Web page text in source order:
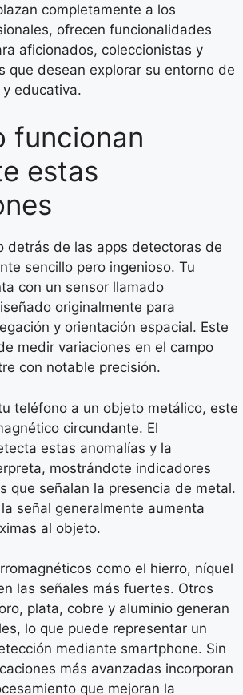
completamente a los
ofrecen funcionalidades
aficionados, coleccionistas y
que desean explorar su entorno de
educativa.
funcionan
estas
detrás de las apps detectoras de
sencillo pero ingenioso. Tu
con un sensor llamado
originalmente para
y orientación espacial. Este
medir variaciones en el campo
con notable precisión.
teléfono a un objeto metálico, este
circundante. El
estas anomalías y la
mostrándote indicadores
que señalan la presencia de metal.
señal generalmente aumenta
al objeto.
como el hierro, níquel
las señales más fuertes. Otros
plata, cobre y aluminio generan
lo que puede representar un
mediante smartphone. Sin
más avanzadas incorporan
que mejoran la